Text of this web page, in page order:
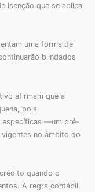
isenção que se aplica
uma forma de
blindados
afirmam que a
pois
específicas —um pré-
no âmbito do
quando o
A regra contábil,